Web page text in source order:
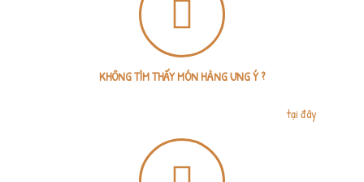
KHÔNG TÌM THẤY MÓN HÀNG ƯNG Ý ?
tại đây